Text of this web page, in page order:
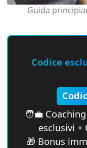
Guida
Codice
🧑‍💼
esclusivi
🎁 Bonus